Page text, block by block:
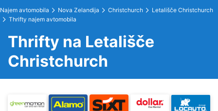
Najem avtomobila Nova Zelandija Christchurch
Letališče Christchurch
Thrifty najem avtomobila
Thrifty na Letališče
Christchurch